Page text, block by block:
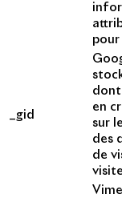
pour
_gid
dont
en
sur
des
de